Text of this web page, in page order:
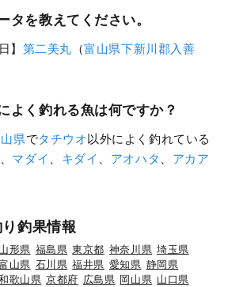
タを教えてください。
】 第二美丸 （富山県下新川郡入善
よく釣れる魚は何ですか？
県でタチウオ以外によく釣れている
マダイ キダイ アオハタ
アカア
釣果情報
山形県 福島県 東京都 神奈川県 埼玉県
山県 石川県 福井県 愛知県 静岡県
歌山県 京都府 広島県 岡山県 山口県